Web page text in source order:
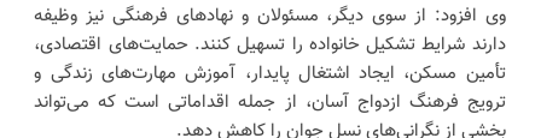
وی افزود: از سوی دیگر، مسئولان و نهادهای فرهنگی نیز وظیفه
دارند شرایط تشکیل خانواده را تسهیل کنند. حمایت‌های اقتصادی،
تأمین مسکن، ایجاد اشتغال پایدار، آموزش مهارت‌های زندگی و
ترویج فرهنگ ازدواج آسان، از جمله اقداماتی است که می‌تواند
بخشی از نگرانی‌های نسل جوان را کاهش دهد.